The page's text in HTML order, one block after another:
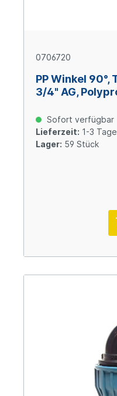
0706720
PP Winkel 90°,
3/4" AG,
Sofort verfügbar
Lieferzeit: 1-3 Tage
Lager: 59 Stück